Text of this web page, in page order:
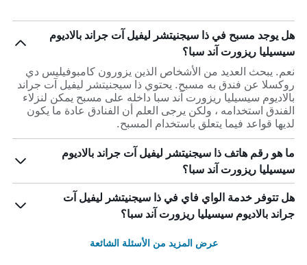
هل يوجد مسبح في ذا سيجنيتشر ليفيل آت جراند بالاديوم
سيسيليا ريزورت آند سبا؟
نعم. يبحث العديد من الأشخاص الذين يزورون كامبوفيليس دي
روكسلا عن فندق به مسبح. يحتوي ذا سيجنيتشر ليفيل آت جراند
بالاديوم سيسيليا ريزورت آند سبا داخله على مسبح يمكن لنزلاء
الفندق استخدامه ، ولكن يرجى العلم أن الفنادق عادة ما يكون
لديها قواعد فيما يتعلق باستخدام المسبح.
ما هو رقم هاتف ذا سيجنيتشر ليفيل آت جراند بالاديوم
سيسيليا ريزورت آند سبا؟
هل تتوفر خدمة الواي فاي في ذا سيجنيتشر ليفيل آت
جراند بالاديوم سيسيليا ريزورت آند سبا؟
عرض المزيد من الأسئلة الشائعة